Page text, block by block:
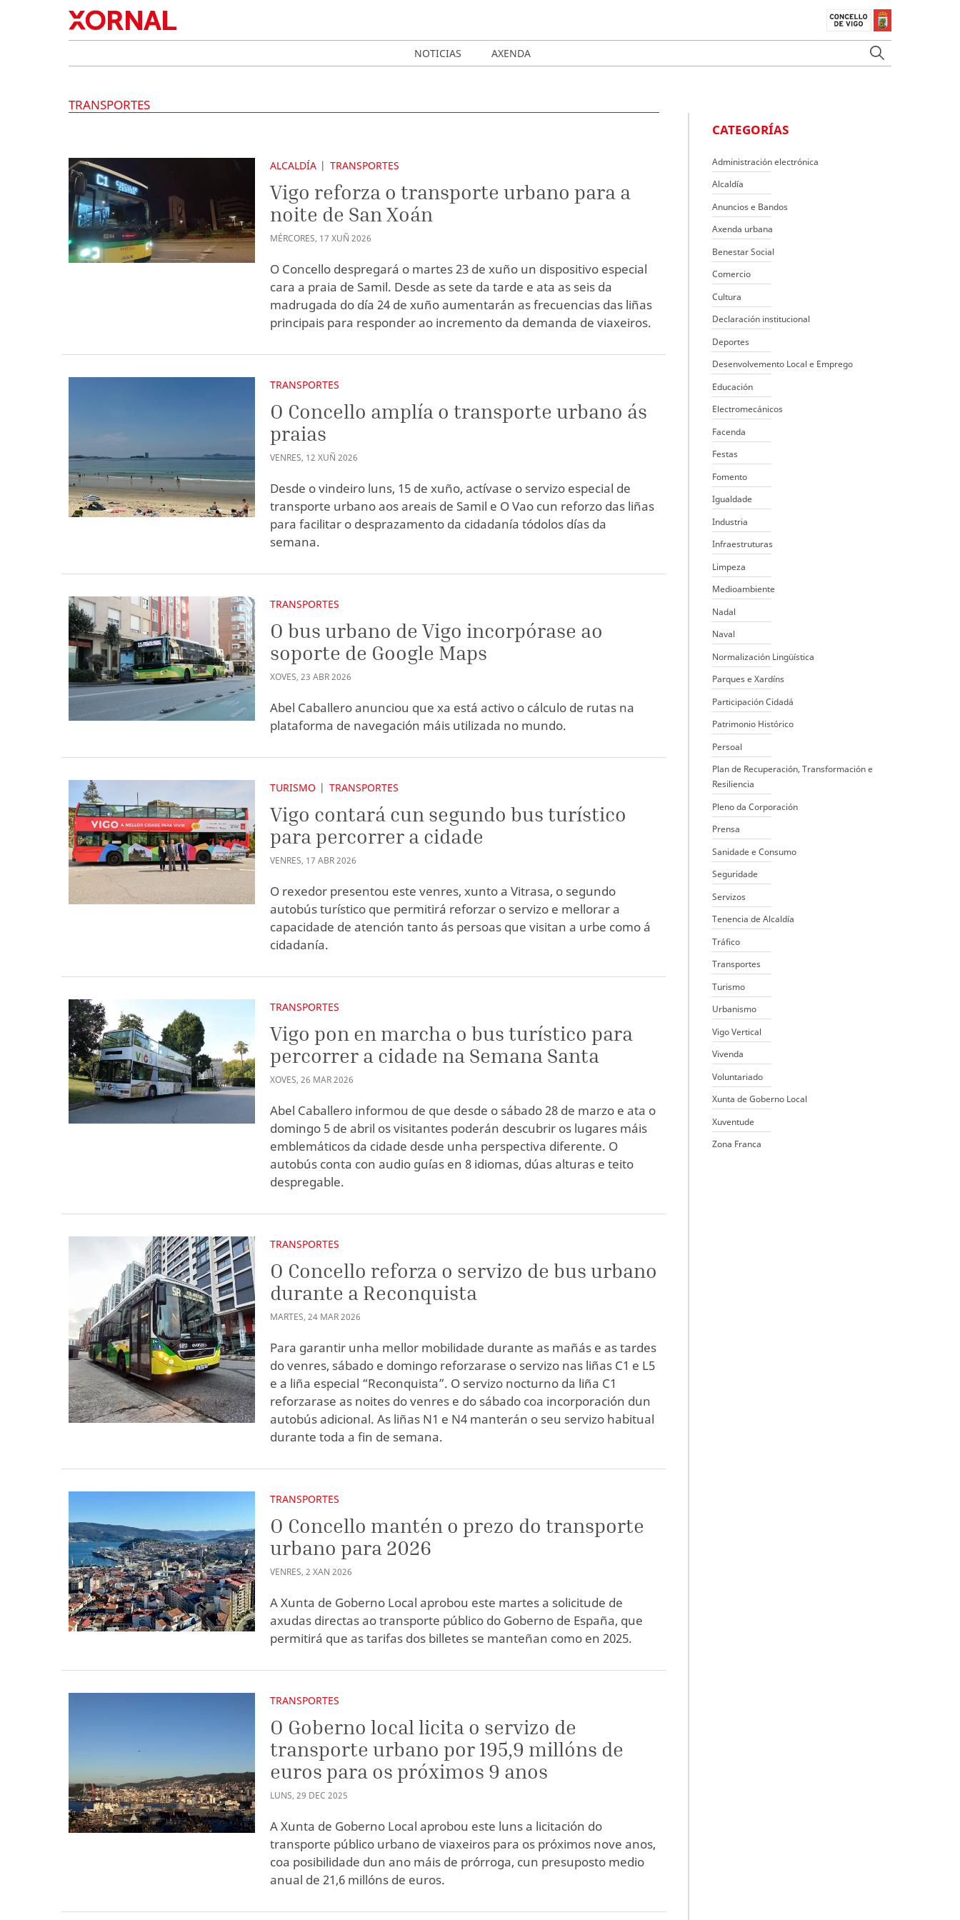
NOTICIAS AXENDA
TRANSPORTES
ALCALDÍA TRANSPORTES
Vigo reforza o transporte urbano para a
noite de San Xoán
MÉRCORES, 17 XUÑ 2026
O Concello despregará o martes 23 de xuño un dispositivo especial
cara a praia de Samil. Desde as sete da tarde e ata as seis da
madrugada do día 24 de xuño aumentarán as frecuencias das liñas
principais para responder ao incremento da demanda de viaxeiros.
TRANSPORTES
O Concello amplía o transporte urbano ás
praias
VENRES, 12 XUÑ 2026
Desde o vindeiro luns, 15 de xuño, actívase o servizo especial de
transporte urbano aos areais de Samil e O Vao cun reforzo das liñas
para facilitar o desprazamento da cidadanía tódolos días da
semana.
TRANSPORTES
O bus urbano de Vigo incorpórase ao
soporte de Google Maps
XOVES,23 ABR2026
Abel Caballero anunciou que xa está activo o cálculo de rutas na
plataforma de navegación máis utilizada no mundo.
TURISMO TRANSPORTES
Vigo contará cun segundo bus turístico
para percorrer a cidade
VENRES, 17 ABR2026
O rexedor presentou este venres, xunto a Vitrasa, o segundo
autobús turístico que permitirá reforzar o servizo e mellorar a
capacidade de atención tanto ás persoas que visitan a urbe como á
cidadanía.
TRANSPORTES
Vigo pon en marcha o bus turístico para
percorrer a cidade na Semana Santa
XOVES,26 MAR2026
Abel Caballero informou de que desde o sábado 28 de marzo e ata o
domingo 5 de abril os visitantes poderán descubrir os lugares máis
emblemáticos da cidade desde unha perspectiva diferente. O
autobús conta con audio guías en 8 idiomas, dúas alturas e teito
despregable.
TRANSPORTES
O Concello reforza o servizo de bus urbano
durante a Reconquista
MARTES,24 MAR2026
Para garantir unha mellor mobilidade durante as mañás e as tardes
do venres, sábado e domingo reforzarase o servizo nas liñas C1 e L5
e a liña especial “Reconquista”. O servizo nocturno da liña C1
reforzarase as noites do venres e do sábado coa incorporación dun
autobús adicional. As liñas N1 e N4 manterán o seu servizo habitual
durante toda a fin de semana.
TRANSPORTES
O Concello mantén o prezo do transporte
urbano para 2026
VENRES,2 XAN 2026
A Xunta de Goberno Local aprobou este martes a solicitude de
axudas directas ao transporte público do Goberno de España, que
permitirá que as tarifas dos billetes se manteñan como en 2025.
TRANSPORTES
O Goberno local licita o servizo de
transporte urbano por 195,9 millóns de
euros para os próximos 9 anos
LUNS,29 DEC 2025
A Xunta de Goberno Local aprobou este luns a licitación do
transporte público urbano de viaxeiros para os próximos nove anos,
coa posibilidade dun ano máis de prórroga, cun presuposto medio
anual de 21,6 millóns de euros.
CATEGORÍAS
Administración electrónica
Alcaldía
Anuncios e Bandos
Axenda urbana
Benestar Social
Comercio
Cultura
Declaración institucional
Deportes
Desenvolvemento Local e Emprego
Educación
Electromecánicos
Facenda
Festas
Fomento
Igualdade
Industria
Infraestruturas
Limpeza
Medioambiente
Nadal
Naval
Normalización Lingüística
Parques e Xardíns
Participación Cidadá
Patrimonio Histórico
Persoal
Plan de Recuperación, Transformación e
Resiliencia
Pleno da Corporación
Prensa
Sanidade e Consumo
Seguridade
Servizos
Tenencia de Alcaldía
Tráfico
Transportes
Turismo
Urbanismo
Vigo Vertical
Vivenda
Voluntariado
Xunta de Goberno Local
Xuventude
Zona Franca